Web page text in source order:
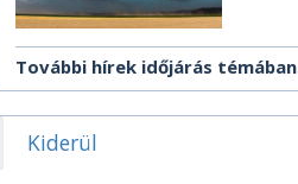
További hírek időjárás témában
Kiderül